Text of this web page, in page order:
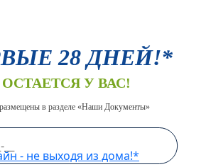
- не выходя из дома!*
28 ДНЕЙ!*
У ВАС!
в разделе «Наши Документы»